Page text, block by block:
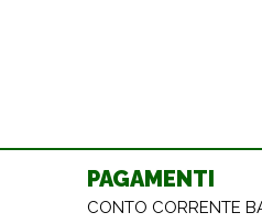
PAGAMENTI
CONTO CORRENTE